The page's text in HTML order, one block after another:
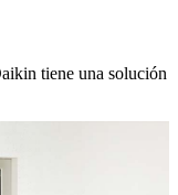
tiene una solución